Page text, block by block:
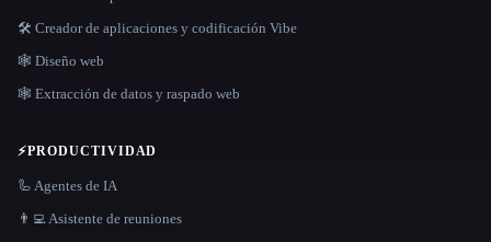
🛠️ Creador de aplicaciones y codificación Vibe
🕸 Diseño web
🕸️ Extracción de datos y raspado web
⚡PRODUCTIVIDAD
🦾 Agentes de IA
👨‍💻 Asistente de reuniones